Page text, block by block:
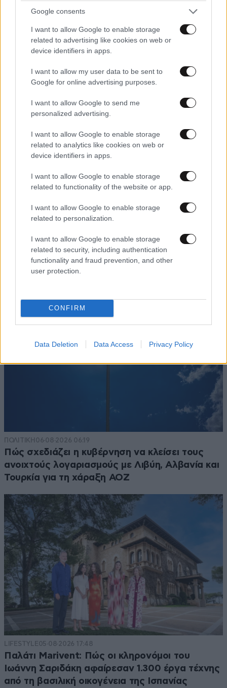
Google consents
I want to allow Google to enable storage
related to advertising like cookies on web or
device identifiers in apps.
I want to allow my user data to be sent to
Google for online advertising purposes.
I want to allow Google to send me
personalized advertising.
I want to allow Google to enable storage
related to analytics like cookies on web or
device identifiers in apps.
I want to allow Google to enable storage
related to functionality of the website or app.
I want to allow Google to enable storage
related to personalization.
I want to allow Google to enable storage
related to security, including authentication
functionality and fraud prevention, and other
user protection.
CONFIRM
Data Deletion Data Access Privacy Policy
05·08·2026 21:24
μετακομίσουμε»: Απαρηγόρητη η οικογένεια
από τη Βρετανία που είδε το όνειρο ζωής να
γίνεται στάχτη
ΠΟΛΙΤΙΚΗ 06·08·2026 06:19
Πώς σχεδιάζει η κυβέρνηση να κλείσει τους
ανοιχτούς λογαριασμούς με Λιβύη, Αλβανία και
Τουρκία για τη χάραξη ΑΟΖ
LIFESTYLE05·08·2026 17:48
Παλάτι Marivent: Πώς οι κληρονόμοι του
Ιωάννη Σαριδάκη αφαίρεσαν 1.300 έργα τέχνης
από τη βασιλική οικογένεια της Ισπανίας